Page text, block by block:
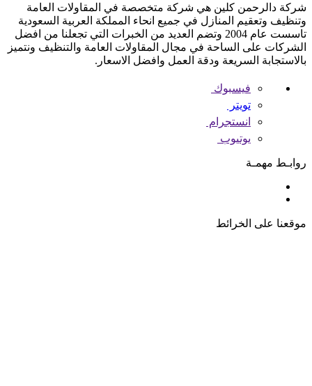
شركة دالرحمن كلين هي شركة متخصصة في المقاولات العامة
وتنظيف وتعقيم المنازل في جميع انحاء المملكة العربية السعودية
تاسست عام 2004 وتضم العديد من الخبرات التي تجعلنا من افضل
الشركات على الساحة في مجال المقاولات العامة والتنظيف ونتميز
بالاستجابة السريعة ودقة العمل وافضل الاسعار.
فيسبوك
تويتر
انستجرام
يوتيوب
روابـط مهمـة
موقعنا على الخرائط